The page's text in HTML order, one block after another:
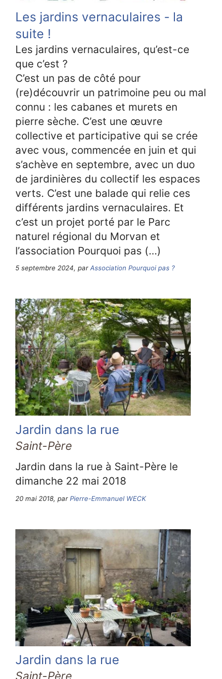
Les jardins vernaculaires - la
suite !
Les jardins vernaculaires, qu’est-ce
que c’est ?
C’est un pas de côté pour
(re)découvrir un patrimoine peu ou mal
connu : les cabanes et murets en
pierre sèche. C’est une œuvre
collective et participative qui se crée
avec vous, commencée en juin et qui
s’achève en septembre, avec un duo
de jardinières du collectif les espaces
verts. C’est une balade qui relie ces
différents jardins vernaculaires. Et
c’est un projet porté par le Parc
naturel régional du Morvan et
l’association Pourquoi pas (…)
5 septembre 2024, parAssociation Pourquoi pas ?
Jardin dans la rue
Saint-Père
Jardin dans la rue à Saint-Père le
dimanche 22 mai 2018
20 mai 2018, parPierre-Emmanuel WECK
Jardin dans la rue
Saint-Père